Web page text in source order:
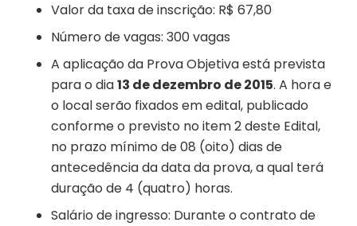
Valor da taxa de inscrição: R$ 67,80
Número de vagas: 300 vagas
A aplicação da Prova Objetiva está prevista
para o dia13 de dezembro de 2015. A hora e
o local serão fixados em edital, publicado
conforme o previsto no item 2 deste Edital,
no prazo mínimo de 08 (oito) dias de
antecedência da data da prova, a qual terá
duração de 4 (quatro) horas.
Salário de ingresso: Durante o contrato de